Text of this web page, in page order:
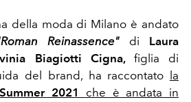
della moda di Milano è andato
Reinassence" di Laura
Biagiotti Cigna, figlia di
del brand, ha raccontato
la
2021 che è andata in